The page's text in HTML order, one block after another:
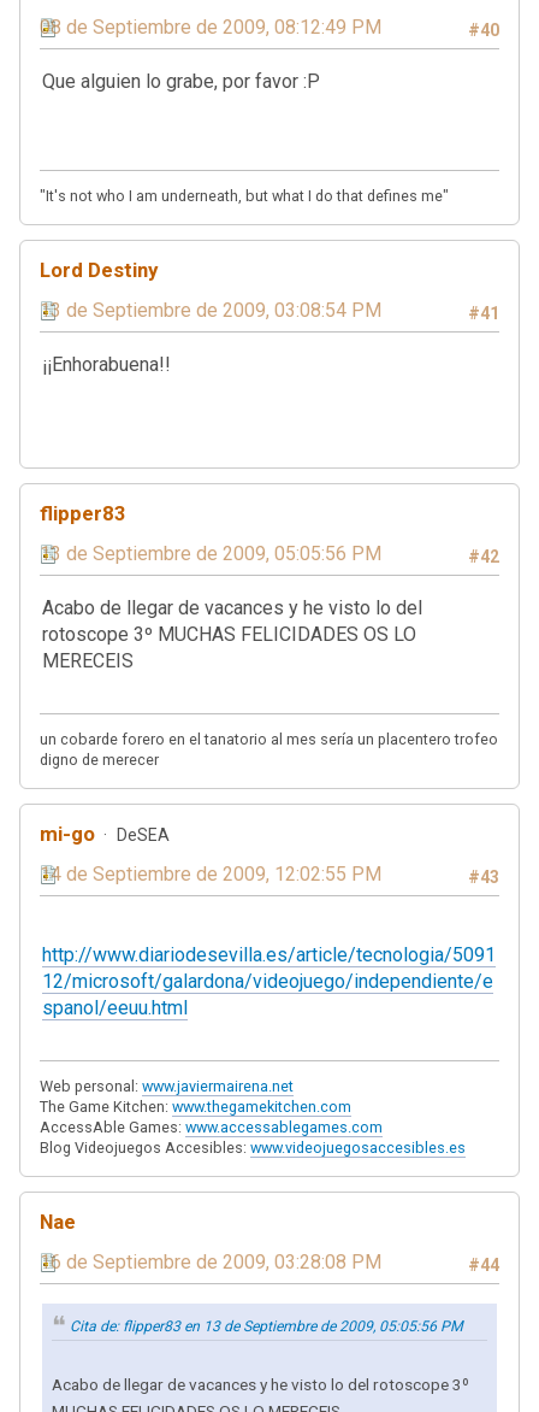
#40
08 de Septiembre de 2009, 08:12:49 PM
Que alguien lo grabe, por favor :P
"It's not who I am underneath, but what I do that defines me"
Lord Destiny
#41
13 de Septiembre de 2009, 03:08:54 PM
¡¡Enhorabuena!!
flipper83
#42
13 de Septiembre de 2009, 05:05:56 PM
Acabo de llegar de vacances y he visto lo del
rotoscope 3º MUCHAS FELICIDADES OS LO
MERECEIS
un cobarde forero en el tanatorio al mes sería un placentero trofeo
digno de merecer
mi-go DeSEA
#43
14 de Septiembre de 2009, 12:02:55 PM
http://www.diariodesevilla.es/article/tecnologia/5091
12/microsoft/galardona/videojuego/independiente/e
spanol/eeuu.html
Web personal: www.javiermairena.net
The Game Kitchen: www.thegamekitchen.com
AccessAble Games: www.accessablegames.com
Blog Videojuegos Accesibles: www.videojuegosaccesibles.es
Nae
#44
16 de Septiembre de 2009, 03:28:08 PM
Cita de: flipper83 en 13 de Septiembre de 2009, 05:05:56 PM
Acabo de llegar de vacances y he visto lo del rotoscope 3º